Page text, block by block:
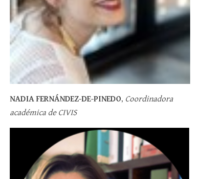
NADIA FERNÁNDEZ-DE-PINEDO, Coordinadora
académica de CIVIS